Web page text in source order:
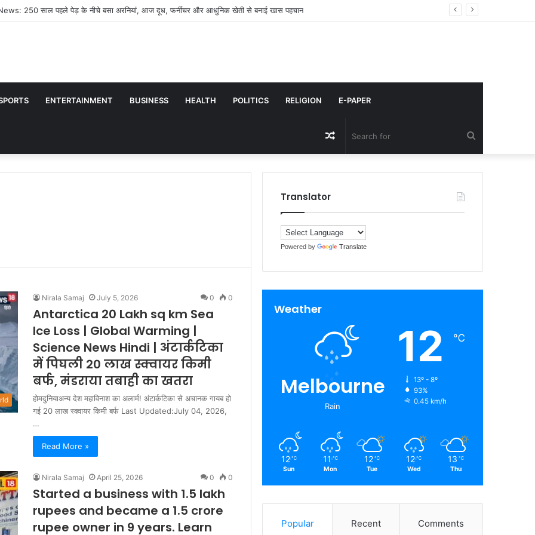
भी कूल नहीं है’, आमिर खान को इग्नोर करने के दावे पर भड़कीं प्रीति जिंटा, वायरल वीडियो पर किया कमेंट
ENTERTAINMENT BUSINESS HEALTH POLITICS RELIGION E-PAPER
for
Random
Article
Nirala Samaj July 5, 2026 0 0
Antarctica 20 Lakh sq km Sea
Ice Loss | Global Warming |
Science News Hindi | अंटार्कटिका
में पिघली 20 लाख स्क्वायर किमी
बर्फ, मंडराया तबाही का खतरा
होमदुनियाअन्य देश महाविनाश का अलार्म! अंटार्कटिका से अचानक गायब हो
गई 20 लाख स्क्वायर किमी बर्फ Last Updated:July 04, 2026,
…
Read More »
Nirala Samaj April 25, 2026 0 0
Started a business with 1.5 lakh
rupees and became a 1.5 crore
rupee owner in 9 years. Learn
Translator
Powered by Translate
Weather
Melbourne
Rain
12 ℃
13º - 8º
93%
0.45 km/h
12 ℃
Sun
11 ℃
Mon
12 ℃
Tue
12 ℃
Wed
13 ℃
Thu
Popular Recent Comments